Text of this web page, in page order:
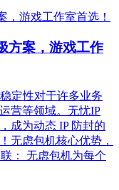
方案，游戏工作
定性对于许多业务
营等领域。无忧IP
成为动态 IP 防封的
无虑包机核心优势，
： 无虑包机为每个